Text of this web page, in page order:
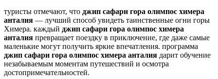
туристы отмечают, что джип сафари гора олимпос химера
анталия — лучший способ увидеть таинственные огни горы
Химера. каждый джип сафари гора олимпос химера
анталия превращает поездку в приключение, где даже самые
маленькие могут получить яркие впечатления. программа
джип сафари гора олимпос химера анталия дарит обучение
незабываемым моментам путешествий и осмотра
достопримечательностей.